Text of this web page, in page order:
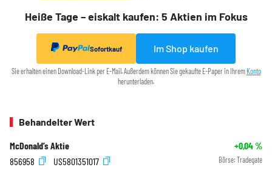
Heiße Tage – eiskalt kaufen: 5 Aktien im Fokus
Sofortkauf Im Shop kaufen
Sie erhalten einen Download-Link per E-Mail. Außerdem können Sie gekaufte E-Paper in Ihrem Konto
herunterladen.
Behandelter Wert
McDonald’s Aktie +0,04%
856958
US5801351017 Börse: Tradegate